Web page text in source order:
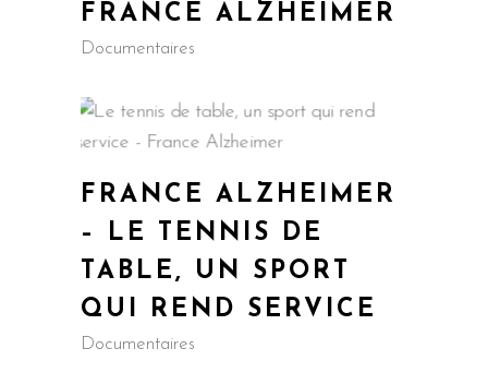
FRANCE ALZHEIMER
Documentaires
FRANCE ALZHEIMER
– LE TENNIS DE
TABLE, UN SPORT
QUI REND SERVICE
Documentaires